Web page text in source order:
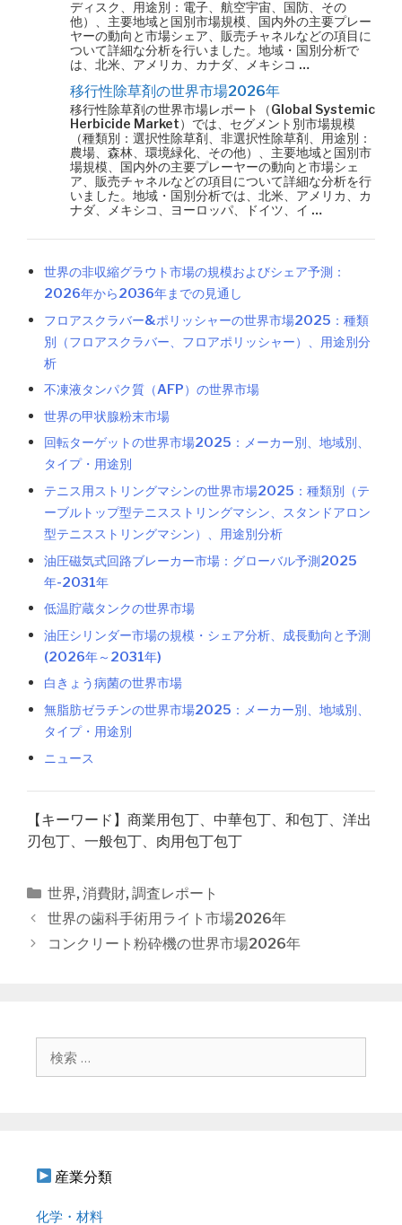
ディスク、用途別：電子、航空宇宙、国防、その
他）、主要地域と国別市場規模、国内外の主要プレー
ヤーの動向と市場シェア、販売チャネルなどの項目に
ついて詳細な分析を行いました。地域・国別分析で
は、北米、アメリカ、カナダ、メキシコ …
移行性除草剤の世界市場2026年
移行性除草剤の世界市場レポート（Global Systemic
Herbicide Market）では、セグメント別市場規模
（種類別：選択性除草剤、非選択性除草剤、用途別：
農場、森林、環境緑化、その他）、主要地域と国別市
場規模、国内外の主要プレーヤーの動向と市場シェ
ア、販売チャネルなどの項目について詳細な分析を行
いました。地域・国別分析では、北米、アメリカ、カ
ナダ、メキシコ、ヨーロッパ、ドイツ、イ …
世界の非収縮グラウト市場の規模およびシェア予測：
2026年から2036年までの見通し
フロアスクラバー&ポリッシャーの世界市場2025：種類
別（フロアスクラバー、フロアポリッシャー）、用途別分
析
不凍液タンパク質（AFP）の世界市場
世界の甲状腺粉末市場
回転ターゲットの世界市場2025：メーカー別、地域別、
タイプ・用途別
テニス用ストリングマシンの世界市場2025：種類別（テ
ーブルトップ型テニスストリングマシン、スタンドアロン
型テニスストリングマシン）、用途別分析
油圧磁気式回路ブレーカー市場：グローバル予測2025
年-2031年
低温貯蔵タンクの世界市場
油圧シリンダー市場の規模・シェア分析、成長動向と予測
(2026年～2031年)
白きょう病菌の世界市場
無脂肪ゼラチンの世界市場2025：メーカー別、地域別、
タイプ・用途別
ニュース
【キーワード】商業用包丁、中華包丁、和包丁、洋出
刃包丁、一般包丁、肉用包丁包丁
カ
テ
世界, 消費財, 調査レポート
投
稿
世界の歯科手術用ライト市場2026年
コンクリート粉砕機の世界市場2026年
産業分類
化学・材料